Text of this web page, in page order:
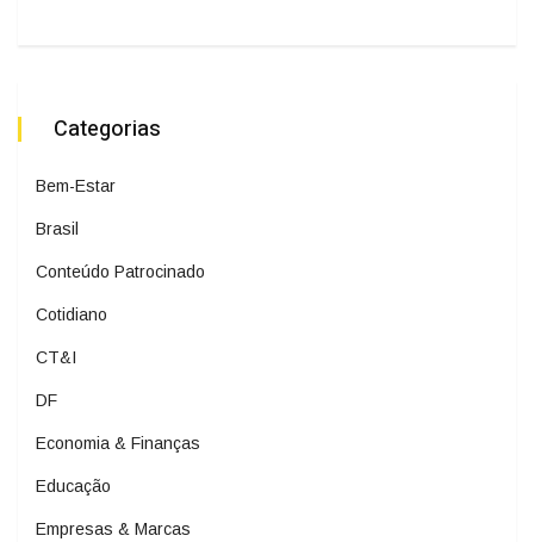
Categorias
Bem-Estar
Brasil
Conteúdo Patrocinado
Cotidiano
CT&I
DF
Economia & Finanças
Educação
Empresas & Marcas